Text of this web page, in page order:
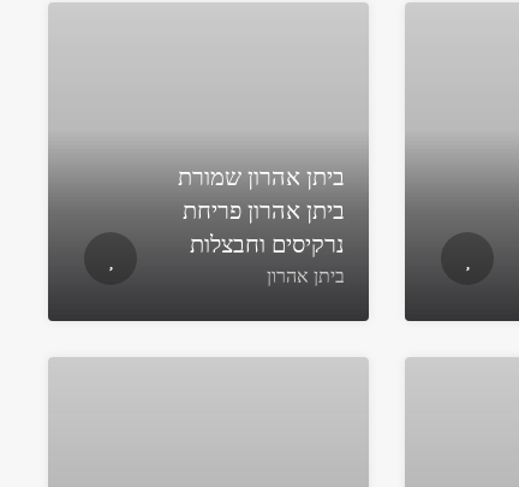
ביתן אהרון שמורת
ביתן אהרון פריחת
נרקיסים וחבצלות
ביתן אהרון